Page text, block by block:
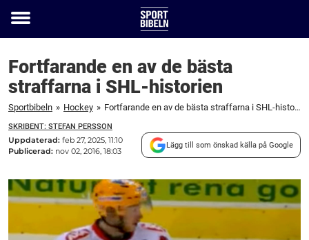
Toggle
Fortfarande en av de bästa
straffarna i SHL-historien
Sportbibeln » Hockey » Fortfarande en av de bästa straffarna i SHL-historien
SKRIBENT: STEFAN PERSSON
Uppdaterad: feb 27, 2025, 11:10
Publicerad: nov 02, 2016, 18:03
Lägg till som önskad källa på Google